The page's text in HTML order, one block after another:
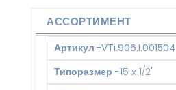
АССОРТИМЕНТ
Артикул -VTi.906.I.001504
Типоразмер -15 х 1/2"